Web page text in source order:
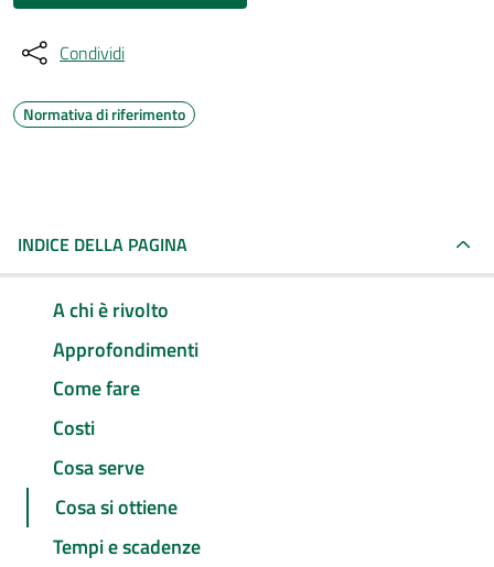
Condividi
Normativa di riferimento
INDICE DELLA PAGINA
A chi è rivolto
Approfondimenti
Come fare
Costi
Cosa serve
Cosa si ottiene
Tempi e scadenze